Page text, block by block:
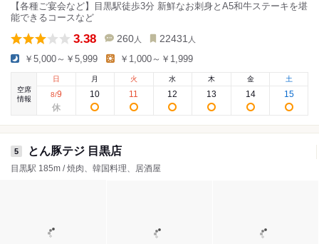
【各種ご宴会など】目黒駅徒歩3分 新鮮なお刺身とA5和牛ステーキを堪
能できるコースなど
3.38 260 人 22431 人
￥5,000～￥5,999 ￥1,000～￥1,999
空席
情報
日
8/9
月
10
火
11
水
12
木
13
金
14
土
15
5 とん豚テジ 目黒店
目黒駅 185m / 焼肉、韓国料理、居酒屋